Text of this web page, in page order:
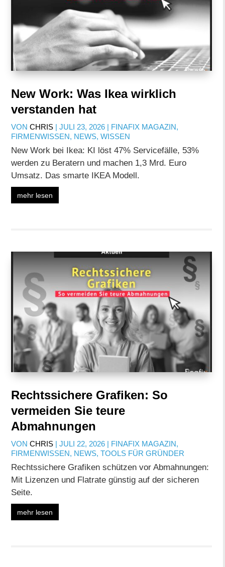
New Work: Was Ikea wirklich
verstanden hat
VONCHRIS |JULI 23, 2026 | FINAFIX MAGAZIN,
FIRMENWISSEN, NEWS,WISSEN
New Work bei Ikea: KI löst 47% Servicefälle, 53%
werden zu Beratern und machen 1,3 Mrd. Euro
Umsatz. Das smarte IKEA Modell.
mehr lesen
Rechtssichere Grafiken: So
vermeiden Sie teure
Abmahnungen
VONCHRIS |JULI 22, 2026 | FINAFIX MAGAZIN,
FIRMENWISSEN, NEWS,TOOLS FÜR GRÜNDER
Rechtssichere Grafiken schützen vor Abmahnungen:
Mit Lizenzen und Flatrate günstig auf der sicheren
Seite.
mehr lesen